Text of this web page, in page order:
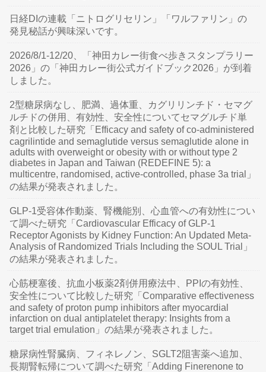
日経DIの連載「ニトログリセリン」「ワルファリン」の
発見秘話が興味深いです。
2026/8/1-12/20、「神田カレー街食べ歩きスタンプラリー
2026」の「神田カレー街公式ガイドブック2026」が到着
しました。
2型糖尿病なし、肥満、過体重、カグリリンチド・セマグ
ルチドの併用、有効性、安全性についてセマグルチド単
剤と比較した研究「Efficacy and safety of co-administered
cagrilintide and semaglutide versus semaglutide alone in
adults with overweight or obesity with or without type 2
diabetes in Japan and Taiwan (REDEFINE 5): a
multicentre, randomised, active-controlled, phase 3a trial」
の結果が発表されました。
GLP-1受容体作動薬、腎機能別、心血管への有効性につい
て調べた研究「Cardiovascular Efficacy of GLP-1
Receptor Agonists by Kidney Function: An Updated Meta-
Analysis of Randomized Trials Including the SOUL Trial」
の結果が発表されました。
心筋梗塞後、抗血小板薬2剤併用療法中、PPIの有効性、
安全性について比較した研究「Comparative effectiveness
and safety of proton pump inhibitors after myocardial
infarction on dual antiplatelet therapy: Insights from a
target trial emulation」の結果が発表されました。
糖尿病性腎臓病、フィネレノン、SGLT2阻害薬へ追加、
長期腎転帰について調べた研究「Adding Finerenone to